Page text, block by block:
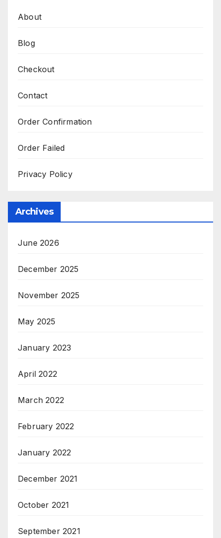
About
Blog
Checkout
Contact
Order Confirmation
Order Failed
Privacy Policy
Archives
June 2026
December 2025
November 2025
May 2025
January 2023
April 2022
March 2022
February 2022
January 2022
December 2021
October 2021
September 2021